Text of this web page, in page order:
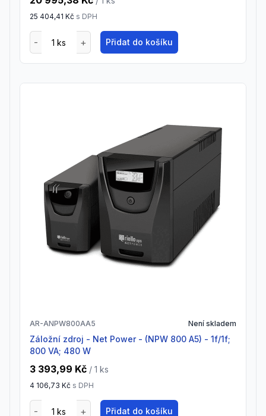
25 404,41 Kč s DPH
Přidat do košíku
AR-ANPW800AA5 Není skladem
Záložní zdroj - Net Power - (NPW 800 A5) - 1f/1f;
800 VA; 480 W
3 393,99 Kč / 1 ks
4 106,73 Kč s DPH
Přidat do košíku